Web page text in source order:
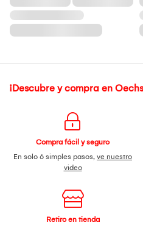
¡Descubre y compra en
Compra fácil y seguro
En solo 6 simples pasos, ve nuestro
video
Retiro en tienda